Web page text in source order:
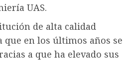
UAS.
de alta calidad
que en los últimos años se
a que ha elevado sus